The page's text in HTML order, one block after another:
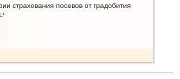
страхования посевов от градобития